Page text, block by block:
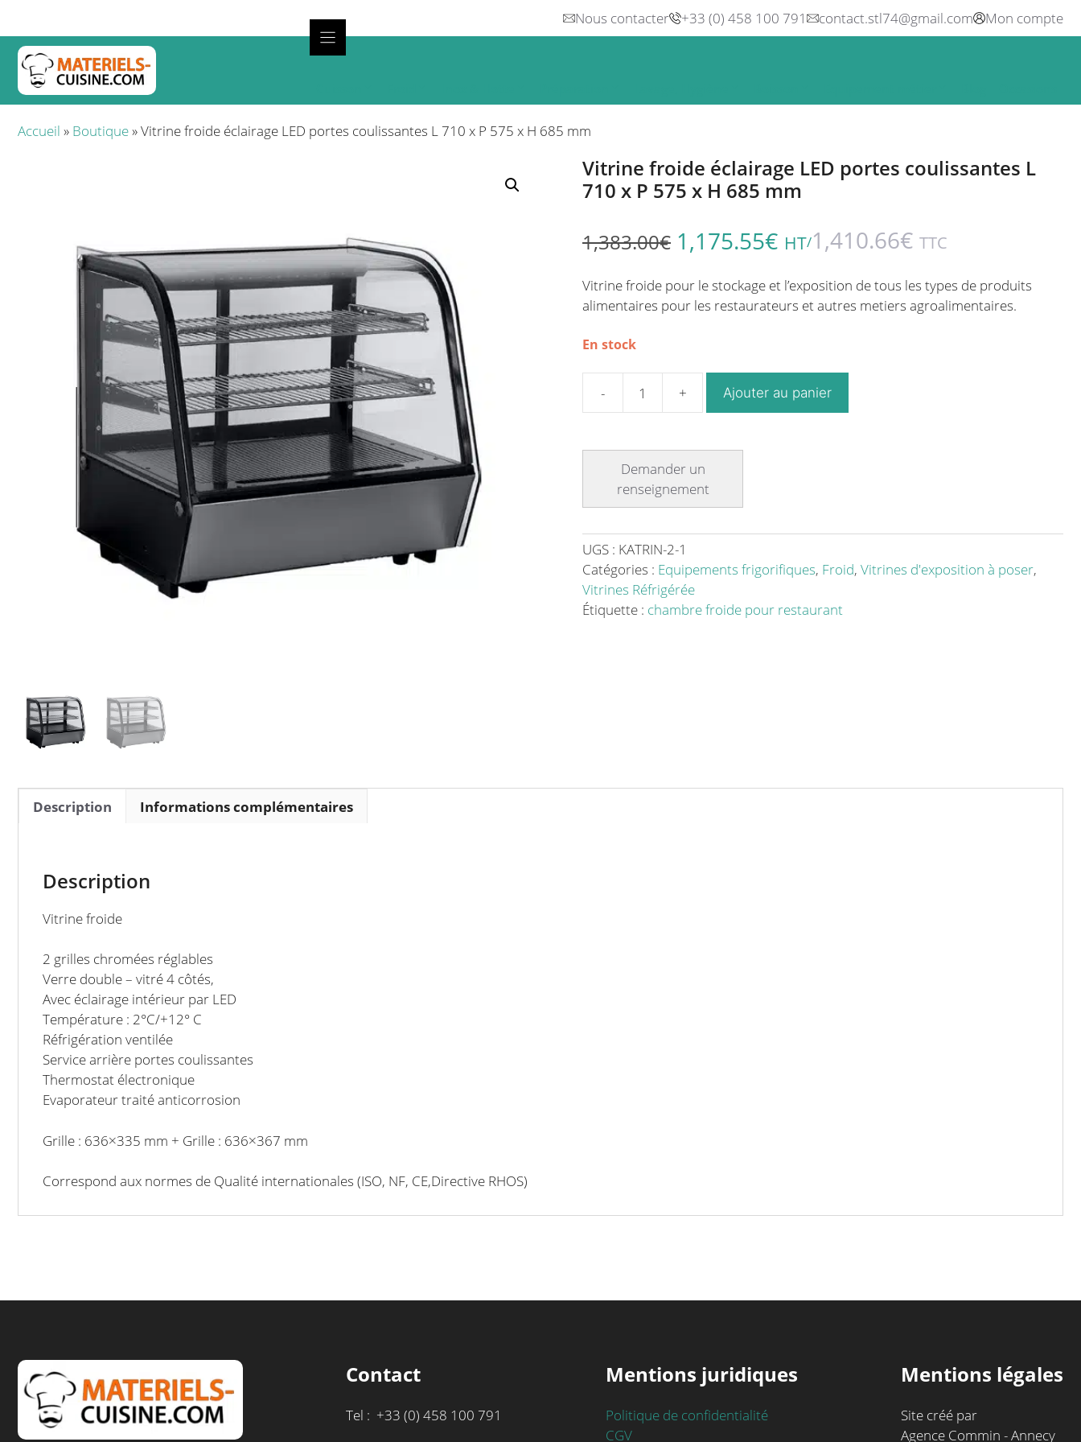
contenu
Nous contacter +33 (0) 458 100 791 contact.stl74@gmail.com Mon compte
Accueil » Boutique»Vitrine froide éclairage LED portes coulissantes L 710 x P 575 x H 685 mm
Vitrine froide éclairage LED portes coulissantes L
710 x P 575 x H 685 mm
1,383.00€ 1,175.55€ HT/1,410.66€ TTC
Vitrine froide pour le stockage et l’exposition de tous les types de produits
alimentaires pour les restaurateurs et autres metiers agroalimentaires.
En stock
éclairage
LED
coulissantes
L
710
x
Ajouter au panier
UGS : KATRIN-2-1
Catégories : Equipements frigorifiques, Froid, Vitrines d'exposition à poser,
Vitrines Réfrigérée
Étiquette : chambre froide pour restaurant
Description Informations complémentaires
Description
Vitrine froide
2 grilles chromées réglables
Verre double – vitré 4 côtés,
Avec éclairage intérieur par LED
Température : 2°C/+12° C
Réfrigération ventilée
Service arrière portes coulissantes
Thermostat électronique
Evaporateur traité anticorrosion
Grille : 636×335 mm + Grille : 636×367 mm
Correspond aux normes de Qualité internationales (ISO, NF, CE,Directive RHOS)
Contact
Tel : +33 (0) 458 100 791
Mentions juridiques
Politique de confidentialité
CGV
Mentions légales
Site créé par
Agence Commin - Annecy